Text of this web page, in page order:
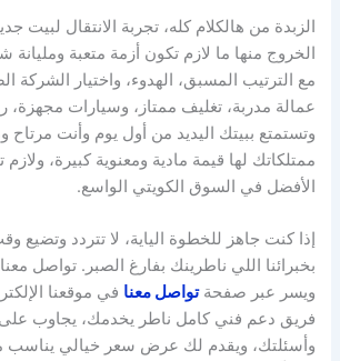
الزبدة من هالكلام كله، تجربة الانتقال لبيت
الخروج منها ما لازم تكون أزمة متعبة
مع الترتيب المسبق، الهدوء، واختيار الشركة
عمالة مدربة، تغليف ممتاز، وسيارات مجهزة،
وتستمتع ببيتك اليديد من أول يوم وأنت
ممتلكاتك لها قيمة مادية ومعنوية كبيرة، ولازم
الأفضل في السوق الكويتي الواسع.
إذا كنت جاهز للخطوة الياية، لا تتردد وتضيع
بخبرائنا اللي ناطرينك بفارغ الصبر. تواصل
ويسر عبر صفحةتواصل معنا في موقعنا
فريق دعم فني كامل ناطر يخدمك، يجاوب
وأسئلتك، ويقدم لك عرض سعر خيالي يناسب